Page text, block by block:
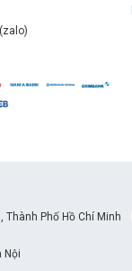
Thành Phố Hồ Chí Minh
Nội